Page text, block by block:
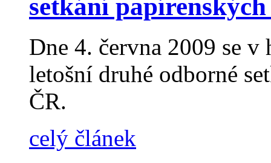
setkání
Dne 4. června 2009 se
letošní druhé odborné
ČR.
celý článek